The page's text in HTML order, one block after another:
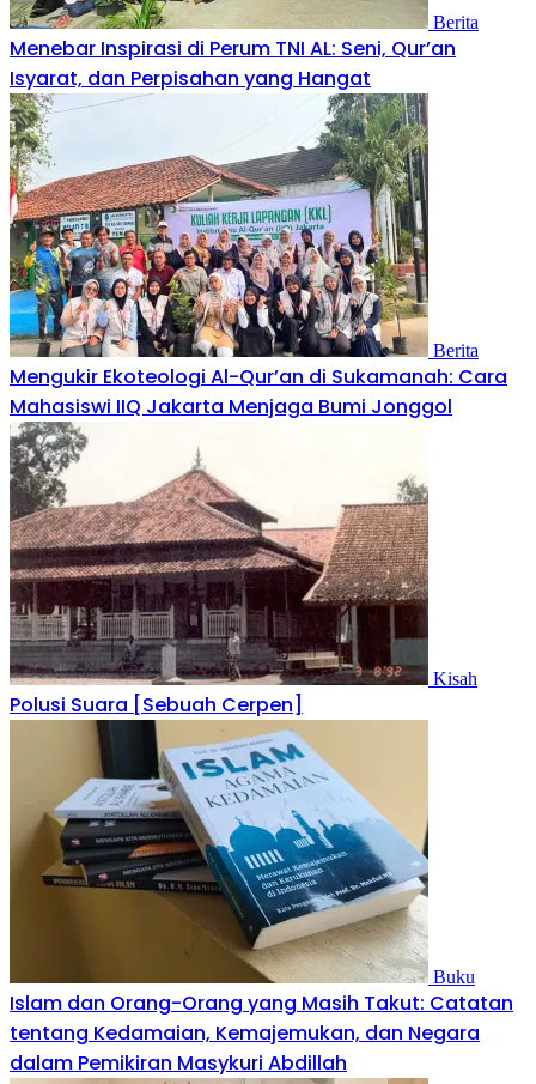
Berita
Menebar Inspirasi di Perum TNI AL: Seni, Qur’an
Isyarat, dan Perpisahan yang Hangat
Berita
Mengukir Ekoteologi Al-Qur’an di Sukamanah: Cara
Mahasiswi IIQ Jakarta Menjaga Bumi Jonggol
Kisah
Polusi Suara [Sebuah Cerpen]
Buku
Islam dan Orang-Orang yang Masih Takut: Catatan
tentang Kedamaian, Kemajemukan, dan Negara
dalam Pemikiran Masykuri Abdillah